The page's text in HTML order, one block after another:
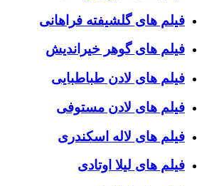
فیلم های گلشیفته فراهانی
فیلم های گوهر خیراندیش
فیلم های لادن طباطبایی
فیلم های لادن مستوفی
فیلم های لاله اسکندری
فیلم های لیلا اوتادی